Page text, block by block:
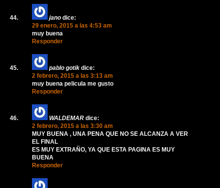
jano dice:
29 enero, 2015 a las 4:53 am
muy buena
Responder
pablo gotik dice:
2 febrero, 2015 a las 3:13 am
muy buena pelicula me gusto
Responder
WALDEMAR dice:
2 febrero, 2015 a las 3:30 am
MUY BUENA , UNA PENA QUE NO SE ALCANZA A VER
EL FINAL
ES MUY EXTRAÑO, YA QUE ESTA PAGINA ES MUY
BUENA
Responder